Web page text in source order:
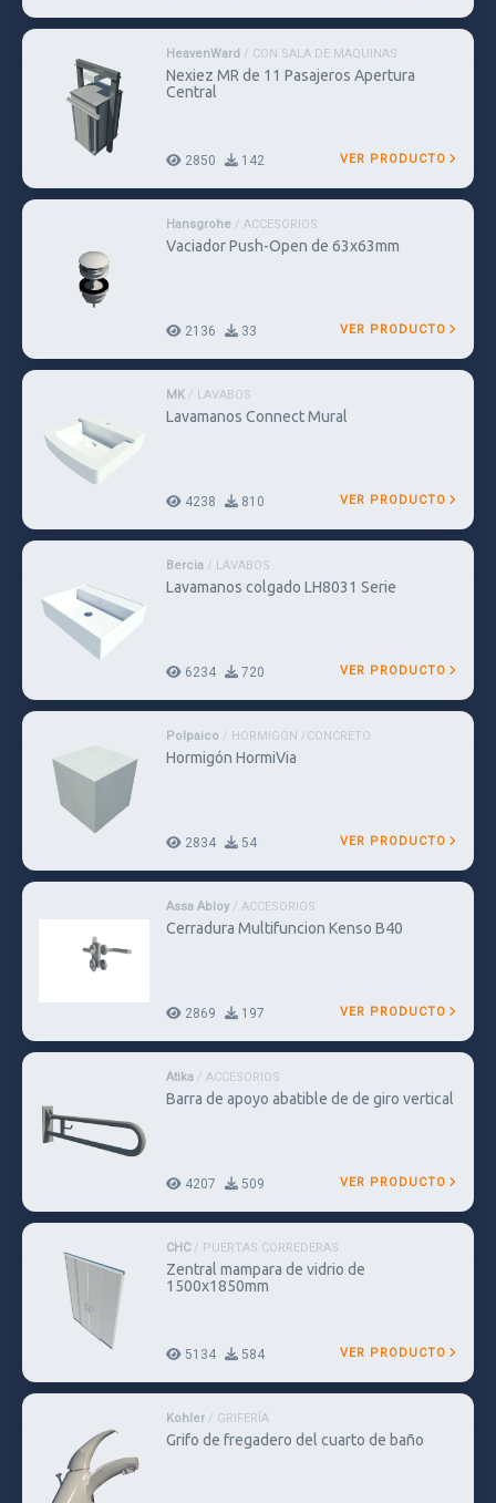
HeavenWard / CON SALA DE MAQUINAS
Nexiez MR de 11 Pasajeros Apertura
Central
VER PRODUCTO
2850 142
Hansgrohe / ACCESORIOS
Vaciador Push-Open de 63x63mm
VER PRODUCTO
2136 33
MK / LAVABOS
Lavamanos Connect Mural
VER PRODUCTO
4238 810
Bercia / LAVABOS
Lavamanos colgado LH8031 Serie
VER PRODUCTO
6234 720
Polpaico / HORMIGÓN /CONCRETO
Hormigón HormiVia
VER PRODUCTO
2834 54
Assa Abloy / ACCESORIOS
Cerradura Multifuncion Kenso B40
VER PRODUCTO
2869 197
Atika / ACCESORIOS
Barra de apoyo abatible de de giro vertical
VER PRODUCTO
4207 509
CHC / PUERTAS CORREDERAS
Zentral mampara de vidrio de
1500x1850mm
VER PRODUCTO
5134 584
Kohler / GRIFERÍA
Grifo de fregadero del cuarto de baño